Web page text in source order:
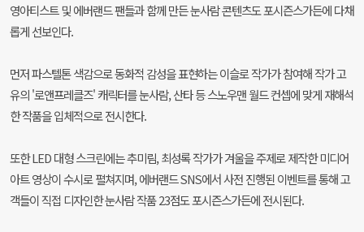
영아티스트 및 에버랜드 팬들과 함께 만든 눈사람 콘텐츠도 포시즌스가든에 다채
롭게 선보인다.
먼저 파스텔톤 색감으로 동화적 감성을 표현하는 이슬로 작가가 참여해 작가 고
유의 '로앤프레클즈' 캐릭터를 눈사람, 산타 등 스노우맨 월드 컨셉에 맞게 재해석
한 작품을 입체적으로 전시한다.
또한 LED 대형 스크린에는 추미림, 최성록 작가가 겨울을 주제로 제작한 미디어
아트 영상이 수시로 펼쳐지며, 에버랜드 SNS에서 사전 진행된 이벤트를 통해 고
객들이 직접 디자인한 눈사람 작품 23점도 포시즌스가든에 전시된다.